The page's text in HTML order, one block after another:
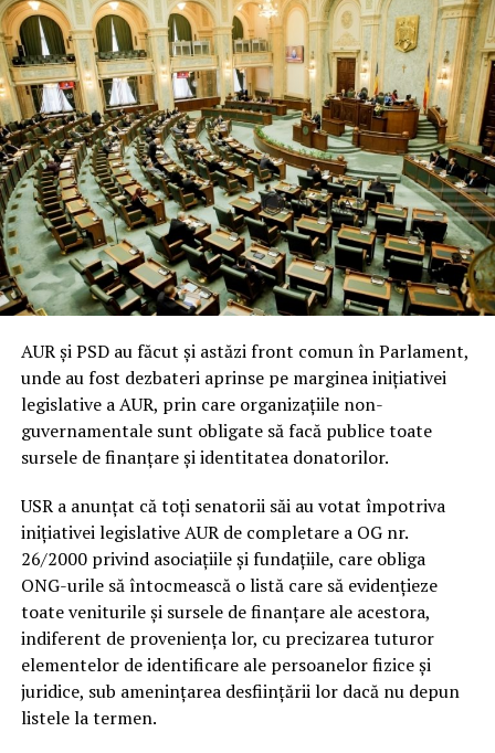
AUR și PSD au făcut și astăzi front comun în Parlament,
unde au fost dezbateri aprinse pe marginea inițiativei
legislative a AUR, prin care organizațiile non-
guvernamentale sunt obligate să facă publice toate
sursele de finanțare și identitatea donatorilor.
USR a anunțat că toți senatorii săi au votat împotriva
inițiativei legislative AUR de completare a OG nr.
26/2000 privind asociațiile și fundațiile, care obliga
ONG-urile să întocmească o listă care să evidențieze
toate veniturile și sursele de finanțare ale acestora,
indiferent de proveniența lor, cu precizarea tuturor
elementelor de identificare ale persoanelor fizice și
juridice, sub amenințarea desființării lor dacă nu depun
listele la termen.